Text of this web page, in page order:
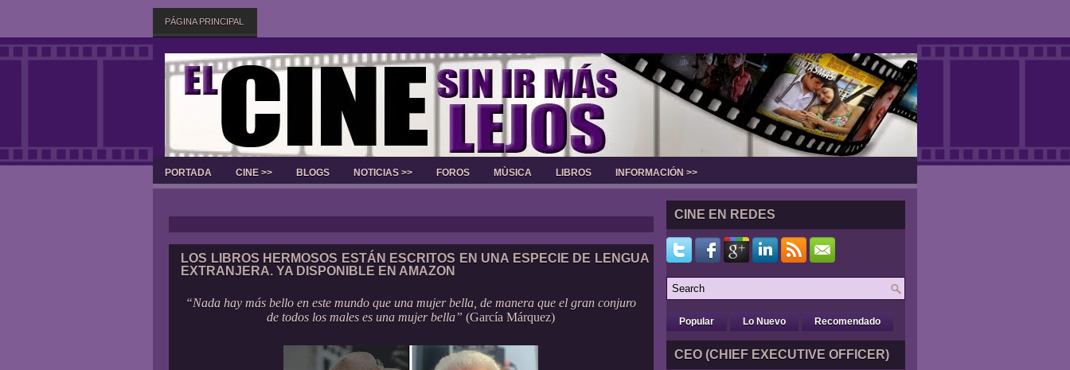
PÁGINA PRINCIPAL
PORTADA CINE >> BLOGS NOTICIAS >> FOROS MÙSICA LIBROS INFORMACIÓN >>
LOS LIBROS HERMOSOS ESTÁN ESCRITOS EN UNA ESPECIE DE LENGUA
EXTRANJERA. YA DISPONIBLE EN AMAZON
“Nada hay más bello en este mundo que una mujer bella, de manera que el gran conjuro
de todos los males es una mujer bella” (García Márquez)
CINE EN REDES
Popular Lo Nuevo Recomendado
CEO (CHIEF EXECUTIVE OFFICER)